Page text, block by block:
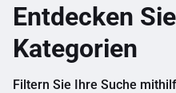
Entdecken
Kategorien
Filtern Sie Ihre Suche